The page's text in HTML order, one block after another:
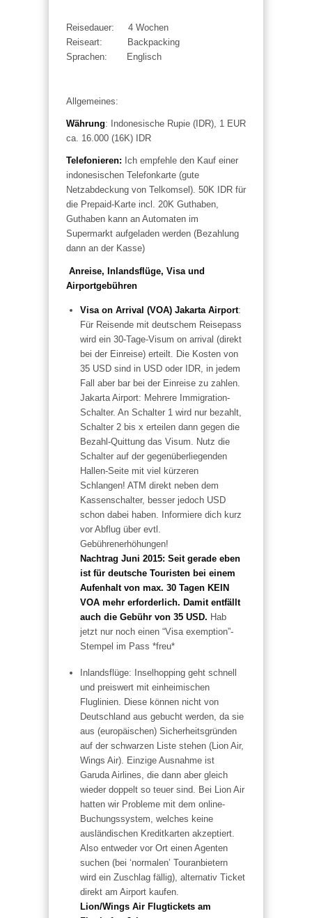
Reisedauer: 4 Wochen
Reiseart: Backpacking
Sprachen: Englisch
Allgemeines:
Währung: Indonesische Rupie (IDR), 1 EUR
ca. 16.000 (16K) IDR
Telefonieren: Ich empfehle den Kauf einer
indonesischen Telefonkarte (gute
Netzabdeckung von Telkomsel). 50K IDR für
die Prepaid-Karte incl. 20K Guthaben,
Guthaben kann an Automaten im
Supermarkt aufgeladen werden (Bezahlung
dann an der Kasse)
Anreise, Inlandsflüge, Visa und
Airportgebühren
Visa on Arrival (VOA) Jakarta Airport:
Für Reisende mit deutschem Reisepass
wird ein 30-Tage-Visum on arrival (direkt
bei der Einreise) erteilt. Die Kosten von
35 USD sind in USD oder IDR, in jedem
Fall aber bar bei der Einreise zu zahlen.
Jakarta Airport: Mehrere Immigration-
Schalter. An Schalter 1 wird nur bezahlt,
Schalter 2 bis x erteilen dann gegen die
Bezahl-Quittung das Visum. Nutz die
Schalter auf der gegenüberliegenden
Hallen-Seite mit viel kürzeren
Schlangen! ATM direkt neben dem
Kassenschalter, besser jedoch USD
schon dabei haben. Informiere dich kurz
vor Abflug über evtl.
Gebührenerhöhungen!
Nachtrag Juni 2015: Seit gerade eben
ist für deutsche Touristen bei einem
Aufenhalt von max. 30 Tagen KEIN
VOA mehr erforderlich. Damit entfällt
auch die Gebühr von 35 USD. Hab
jetzt nur noch einen “Visa exemption”-
Stempel im Pass *freu*
Inlandsflüge: Inselhopping geht schnell
und preiswert mit einheimischen
Fluglinien. Diese können nicht von
Deutschland aus gebucht werden, da sie
aus (europäischen) Sicherheitsgründen
auf der schwarzen Liste stehen (Lion Air,
Wings Air). Einzige Ausnahme ist
Garuda Airlines, die dann aber gleich
wieder doppelt so teuer sind. Bei Lion Air
hatten wir Probleme mit dem online-
Buchungssystem, welches keine
ausländischen Kreditkarten akzeptiert.
Also entweder vor Ort einen Agenten
suchen (bei ‘normalen’ Touranbietern
wird ein Zuschlag fällig), alternativ Ticket
direkt am Airport kaufen.
Lion/Wings Air Flugtickets am